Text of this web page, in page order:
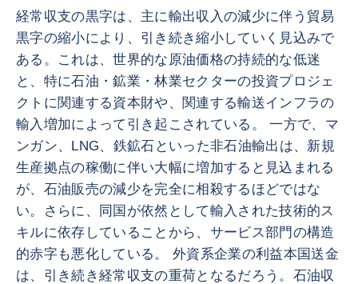
経常収支の黒字は、主に輸出収入の減少に伴う貿易
黒字の縮小により、引き続き縮小していく見込みで
ある。これは、世界的な原油価格の持続的な低迷
と、特に石油・鉱業・林業セクターの投資プロジェ
クトに関連する資本財や、関連する輸送インフラの
輸入増加によって引き起こされている。 一方で、マ
ンガン、LNG、鉄鉱石といった非石油輸出は、新規
生産拠点の稼働に伴い大幅に増加すると見込まれる
が、石油販売の減少を完全に相殺するほどではな
い。さらに、同国が依然として輸入された技術的ス
キルに依存していることから、サービス部門の構造
的赤字も悪化している。 外資系企業の利益本国送金
は、引き続き経常収支の重荷となるだろう。石油収